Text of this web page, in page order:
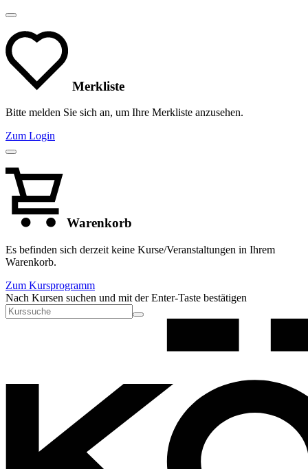
Merkliste
Bitte melden Sie sich an, um Ihre Merkliste anzusehen.
Zum Login
Warenkorb
Es befinden sich derzeit keine Kurse/Veranstaltungen in Ihrem
Warenkorb.
Zum Kursprogramm
Nach Kursen suchen und mit der Enter-Taste bestätigen